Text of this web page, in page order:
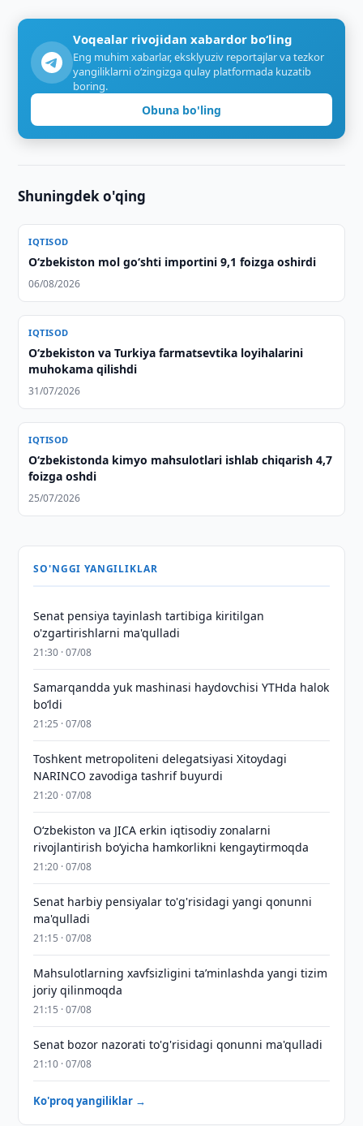
Voqealar rivojidan xabardor bo‘ling
Eng muhim xabarlar, eksklyuziv reportajlar va tezkor
yangiliklarni o‘zingizga qulay platformada kuzatib
boring.
Obuna bo'ling
Shuningdek o'qing
IQTISOD
O‘zbekiston mol go‘shti importini 9,1 foizga oshirdi
06/08/2026
IQTISOD
Oʻzbekiston va Turkiya farmatsevtika loyihalarini
muhokama qilishdi
31/07/2026
IQTISOD
O‘zbekistonda kimyo mahsulotlari ishlab chiqarish 4,7
foizga oshdi
25/07/2026
SO'NGGI YANGILIKLAR
Senat pensiya tayinlash tartibiga kiritilgan
o'zgartirishlarni ma'qulladi
21:30 · 07/08
Samarqandda yuk mashinasi haydovchisi YTHda halok
bo‘ldi
21:25 · 07/08
Toshkent metropoliteni delegatsiyasi Xitoydagi
NARINCO zavodiga tashrif buyurdi
21:20 · 07/08
Oʻzbekiston va JICA erkin iqtisodiy zonalarni
rivojlantirish boʻyicha hamkorlikni kengaytirmoqda
21:20 · 07/08
Senat harbiy pensiyalar to'g'risidagi yangi qonunni
ma'qulladi
21:15 · 07/08
Mahsulotlarning xavfsizligini taʼminlashda yangi tizim
joriy qilinmoqda
21:15 · 07/08
Senat bozor nazorati to'g'risidagi qonunni ma'qulladi
21:10 · 07/08
Ko'proq yangiliklar →